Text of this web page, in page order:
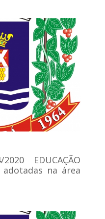
EDUCAÇÃO
adotadas na área